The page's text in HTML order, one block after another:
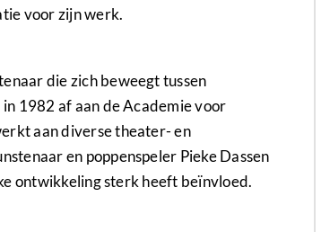
voor zijn werk.
die zich beweegt tussen
1982 af aan de Academie voor
aan diverse theater- en
en poppenspeler Pieke Dassen
ontwikkeling sterk heeft beïnvloed.